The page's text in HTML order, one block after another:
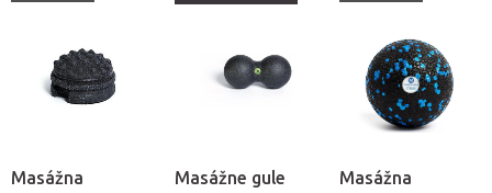
Masážna
Masážne gule
Masážna